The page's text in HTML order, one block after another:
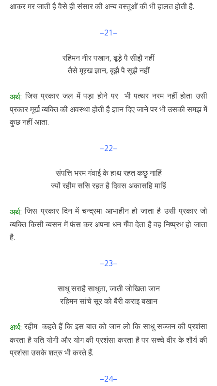
आकर मर जाती है वैसे ही संसार की अन्य वस्तुओं की भी हालत होती है.
–21–
रहिमन नीर पखान, बूड़े पै सीझै नहीं
तैसे मूरख ज्ञान, बूझै पै सूझै नहीं
अर्थ:जिस प्रकार जल में पड़ा होने पर भी पत्थर नरम नहीं होता उसी
प्रकार मूर्ख व्यक्ति की अवस्था होती है ज्ञान दिए जाने पर भी उसकी समझ में
कुछ नहीं आता.
–22–
संपत्ति भरम गंवाई के हाथ रहत कछु नाहिं
ज्यों रहीम ससि रहत है दिवस अकासहि माहिं
अर्थ:जिस प्रकार दिन में चन्द्रमा आभाहीन हो जाता है उसी प्रकार जो
व्यक्ति किसी व्यसन में फंस कर अपना धन गँवा देता है वह निष्प्रभ हो जाता
है.
–23–
साधु सराहै साधुता, जाती जोखिता जान
रहिमन सांचे सूर को बैरी कराइ बखान
अर्थ:रहीम कहते हैं कि इस बात को जान लो कि साधु सज्जन की प्रशंसा
करता है यति योगी और योग की प्रशंसा करता है पर सच्चे वीर के शौर्य की
प्रशंसा उसके शत्रु भी करते हैं.
–24–